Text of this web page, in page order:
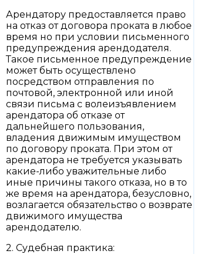
Арендатору предоставляется право
на отказ от договора проката в любое
время но при условии письменного
предупреждения арендодателя.
Такое письменное предупреждение
может быть осуществлено
посредством отправления по
почтовой, электронной или иной
связи письма с волеизъявлением
арендатора об отказе от
дальнейшего пользования,
владения движимым имуществом
по договору проката. При этом от
арендатора не требуется указывать
какие-либо уважительные либо
иные причины такого отказа, но в то
же время на арендатора, безусловно,
возлагается обязательство о возврате
движимого имущества
арендодателю.
2. Судебная практика: